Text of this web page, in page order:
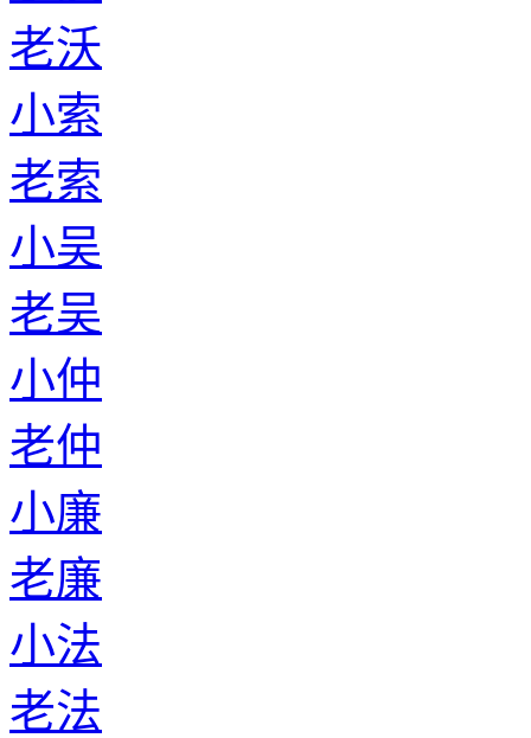
老沃
小索
老索
小吴
老吴
小仲
老仲
小廉
老廉
小法
老法